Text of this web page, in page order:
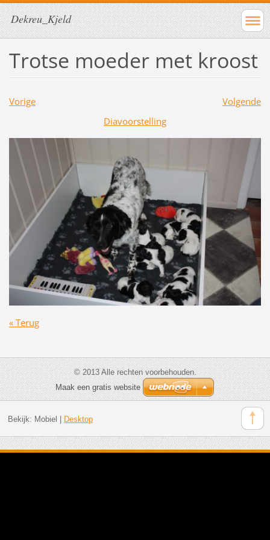
Dekreu_Kjeld
Trotse moeder met kroost
Vorige
Volgende
Diavoorstelling
« Terug
© 2013 Alle rechten voorbehouden.
Maak een gratis website
Bekijk: Mobiel Desktop